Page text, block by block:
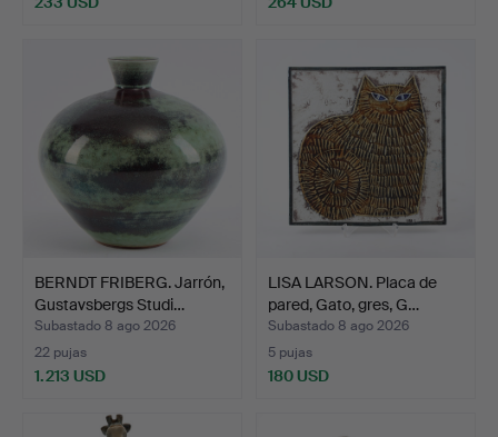
BERNDT FRIBERG. Jarrón,
Gustavsbergs Studi…
Subastado 8 ago 2026
22 pujas
1.213 USD
LISA LARSON. Placa de
pared, Gato, gres, G…
Subastado 8 ago 2026
5 pujas
180 USD